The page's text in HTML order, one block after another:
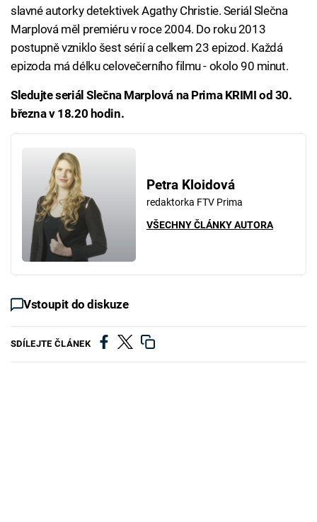
slavné autorky detektivek Agathy Christie. Seriál Slečna
Marplová měl premiéru v roce 2004. Do roku 2013
postupně vzniklo šest sérií a celkem 23 epizod. Každá
epizoda má délku celovečerního filmu - okolo 90 minut.
Sledujte seriál Slečna Marplová na Prima KRIMI od 30.
března v 18.20 hodin.
Petra Kloidová
redaktorka FTV Prima
VŠECHNY ČLÁNKY AUTORA
Vstoupit do diskuze
SDÍLEJTE ČLÁNEK